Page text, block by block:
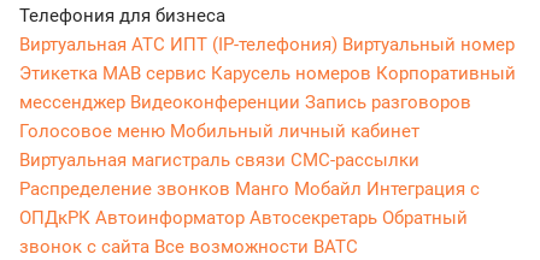
Телефония для бизнеса
Виртуальная АТС ИПТ (IP-телефония) Виртуальный номер
Этикетка МАВ сервис Карусель номеров Корпоративный
мессенджер Видеоконференции Запись разговоров
Голосовое меню Мобильный личный кабинет
Виртуальная магистраль связи СМС-рассылки
Распределение звонков Манго Мобайл Интеграция с
ОПДкРК Автоинформатор Автосекретарь Обратный
звонок с сайта Все возможности ВАТС